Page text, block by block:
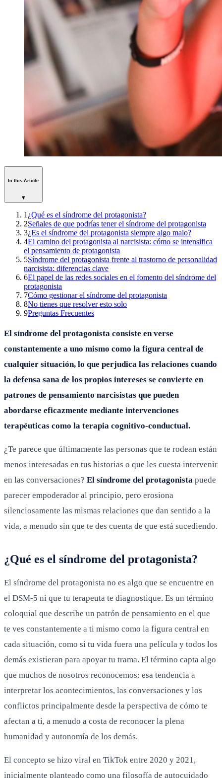
In this Article
▾
1 ¿Qué es el síndrome del protagonista?
2Señales de que podrías tener el síndrome del protagonista
3¿Es el síndrome del protagonista siempre algo malo?
4El camino del protagonista al narcisista: cómo se intensifica
el pensamiento de protagonista
5Síndrome del protagonista frente al trastorno de personalidad
narcisista: diferencias clave
6El papel de las redes sociales en el fomento del síndrome del
protagonista
7Cómo gestionar el síndrome del protagonista
8No tienes que resolver esto solo
9Preguntas Frecuentes
El síndrome del protagonista consiste en verse
constantemente a uno mismo como la figura central de
cualquier situación, lo que perjudica las relaciones cuando
la defensa sana de los propios intereses se convierte en
patrones de pensamiento narcisistas que pueden
abordarse eficazmente mediante intervenciones
terapéuticas como la terapia cognitivo-conductual.
¿Te parece que últimamente las personas que te rodean están
menos interesadas en tus historias o que les cuesta intervenir
en las conversaciones? El síndrome del protagonista puede
parecer empoderador al principio, pero erosiona
silenciosamente las mismas relaciones que dan sentido a la
vida, a menudo sin que te des cuenta de que está sucediendo.
¿Qué es el síndrome del protagonista?
El síndrome del protagonista no es algo que se encuentre en
el DSM-5 ni que tu terapeuta te diagnostique. Es un término
coloquial que describe un patrón de pensamiento en el que
te ves constantemente a ti mismo como la figura central en
cada situación, como si tu vida fuera una película y todos los
demás existieran para apoyar tu trama. El término capta algo
que muchos de nosotros reconocemos: esa tendencia a
interpretar los acontecimientos, las conversaciones y los
conflictos principalmente desde la perspectiva de cómo te
afectan a ti, a menudo a costa de reconocer la plena
humanidad y autonomía de los demás.
El concepto se hizo viral en TikTok entre 2020 y 2021,
inicialmente planteado como una filosofía de autocuidado